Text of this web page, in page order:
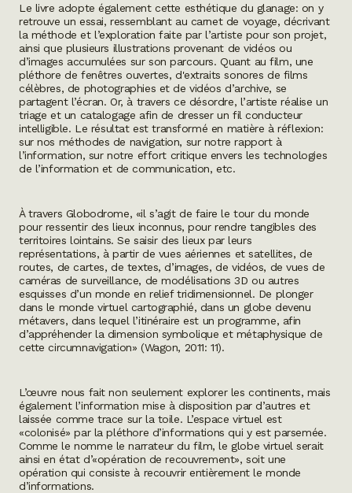
Le livre adopte également cette esthétique du glanage: on y
retrouve un essai, ressemblant au carnet de voyage, décrivant
la méthode et l’exploration faite par l’artiste pour son projet,
ainsi que plusieurs illustrations provenant de vidéos ou
d’images accumulées sur son parcours. Quant au film, une
pléthore de fenêtres ouvertes, d'extraits sonores de films
célèbres, de photographies et de vidéos d’archive, se
partagent l’écran. Or, à travers ce désordre, l’artiste réalise un
triage et un catalogage afin de dresser un fil conducteur
intelligible. Le résultat est transformé en matière à réflexion:
sur nos méthodes de navigation, sur notre rapport à
l’information, sur notre effort critique envers les technologies
de l’information et de communication, etc.
À travers Globodrome, «il s’agit de faire le tour du monde
pour ressentir des lieux inconnus, pour rendre tangibles des
territoires lointains. Se saisir des lieux par leurs
représentations, à partir de vues aériennes et satellites, de
routes, de cartes, de textes, d’images, de vidéos, de vues de
caméras de surveillance, de modélisations 3D ou autres
esquisses d’un monde en relief tridimensionnel. De plonger
dans le monde virtuel cartographié, dans un globe devenu
métavers, dans lequel l’itinéraire est un programme, afin
d’appréhender la dimension symbolique et métaphysique de
cettecircumnavigation» (Wagon, 2011: 11).
L’œuvre nous fait non seulement explorer les continents, mais
également l’information mise à disposition par d’autres et
laissée comme trace sur la toile. L’espace virtuel est
«colonisé» par la pléthore d’informations qui y est parsemée.
Comme le nomme le narrateur du film, le globe virtuel serait
ainsi en état d’«opération de recouvrement», soit une
opération qui consiste à recouvrir entièrement le monde
d’informations.